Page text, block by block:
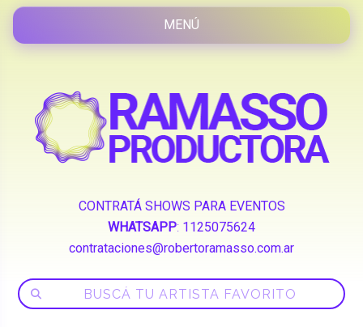
CONTRATÁ SHOWS PARA EVENTOS
WHATSAPP: 1125075624
contrataciones@robertoramasso.com.ar